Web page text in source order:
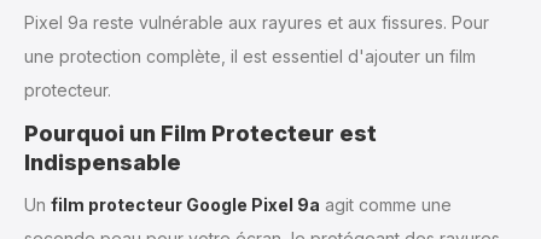
Pixel 9a reste vulnérable aux rayures et aux fissures. Pour
une protection complète, il est essentiel d'ajouter un film
protecteur.
Pourquoi un Film Protecteur est
Indispensable
Un film protecteur Google Pixel 9a agit comme une